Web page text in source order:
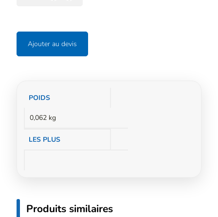
Ajouter au devis
Informations
POIDS
0,062 kg
LES PLUS
Produits similaires